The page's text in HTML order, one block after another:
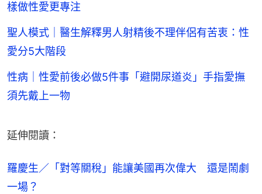
樣做性愛更專注
聖人模式｜醫生解釋男人射精後不理伴侶有苦衷：性
愛分5大階段
性病｜性愛前後必做5件事「避開尿道炎」手指愛撫
須先戴上一物
延伸閱讀：
羅慶生／「對等關稅」能讓美國再次偉大　還是鬧劇
一場？